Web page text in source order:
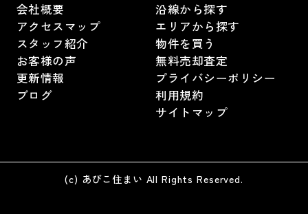
会社概要
アクセスマップ
スタッフ紹介
お客様の声
更新情報
ブログ
沿線から探す
エリアから探す
物件を買う
無料売却査定
プライバシーポリシー
利用規約
サイトマップ
(c) あびこ住まい All Rights Reserved.